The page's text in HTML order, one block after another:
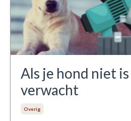
Als je hond niet
verwacht
Overig